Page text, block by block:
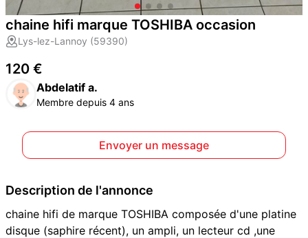
chaine hifi marque TOSHIBA occasion
Lys-lez-Lannoy (59390)
120 €
Abdelatif a.
Membre depuis 4 ans
Envoyer un message
Description de l'annonce
chaine hifi de marque TOSHIBA composée d'une platine
disque (saphire récent), un ampli, un lecteur cd ,une